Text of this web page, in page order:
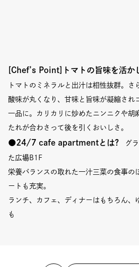
[Chef’s Point]トマトの旨味を活か
トマトのミネラルと出汁は相性抜群。さ
酸味が丸くなり、甘味と旨味が凝縮され
一品に。カリカリに炒めたニンニクや胡
たれが合わさって後を引くおいしさ。
●24/7 cafe apartmentとは? グ
た広場B1F
栄養バランスの取れた一汁三菜の食事の
ートも充実。
ランチ、カフェ、ディナーはもちろん、
も